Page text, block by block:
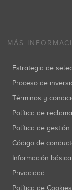
MÁS
Estrategia de
Proceso de
Términos y
Política de
Política de
Código de
Información
Privacidad
Política de Cookies